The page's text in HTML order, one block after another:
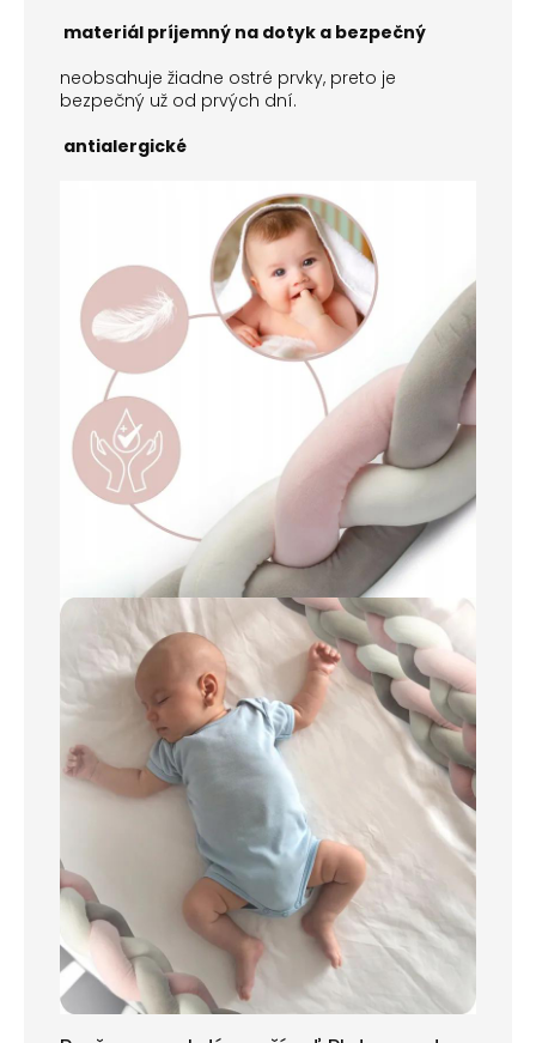
materiál príjemný na dotyk a bezpečný
neobsahuje žiadne ostré prvky, preto je
bezpečný už od prvých dní.
antialergické